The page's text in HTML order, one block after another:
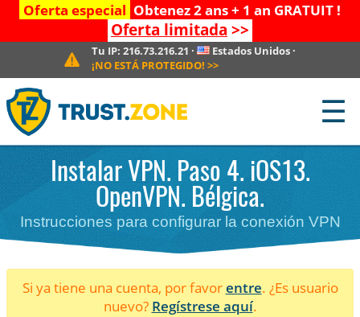
Oferta especial Obtenez 2 ans + 1 an GRATUIT !
Oferta limitada >>
Tu IP:216.73.216.21 · Estados Unidos·
¡NO ESTÁ PROTEGIDO! >>
☰
Instalar VPN. Paso 4. iOS13.
OpenVPN. Bélgica.
Instrucciones para configurar la conexión VPN
Si ya tiene una cuenta, por favorentre. ¿Es usuario
nuevo? Regístrese aquí.